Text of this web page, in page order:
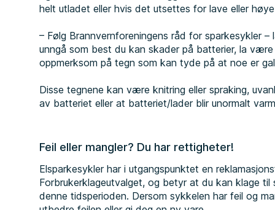
helt utladet eller hvis det utsettes for lave eller
– Følg Brannvernforeningens råd for sparkesykler
unngå som best du kan skader på batterier, la
oppmerksom på tegn som kan tyde på at noe er
Disse tegnene kan være knitring eller spraking,
av batteriet eller at batteriet/lader blir unormalt
Feil eller mangler? Du har rettigheter!
Elsparkesykler har i utgangspunktet en
Forbrukerklageutvalget, og betyr at du kan klage
denne tidsperioden. Dersom sykkelen har feil og